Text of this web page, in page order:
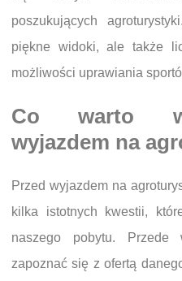
poszukujących
piękne widoki, ale także
możliwości uprawiania
Co warto
wyjazdem na
Przed wyjazdem na
kilka istotnych kwestii,
naszego pobytu. Przede
zapoznać się z ofertą